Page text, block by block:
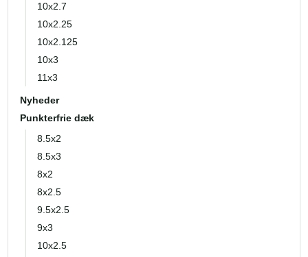
10x2.7
10x2.25
10x2.125
10x3
11x3
Nyheder
Punkterfrie dæk
8.5x2
8.5x3
8x2
8x2.5
9.5x2.5
9x3
10x2.5